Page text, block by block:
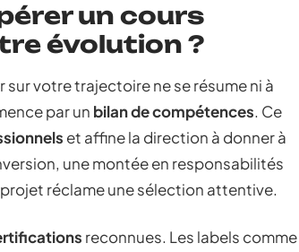
un cours
évolution ?
sur votre trajectoire ne se résume ni à
par un bilan de compétences. Ce
et affine la direction à donner à
une montée en responsabilités
réclame une sélection attentive.
reconnues. Les labels comme